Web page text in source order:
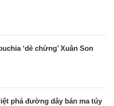
‘dè chừng’ Xuân Son
phá đường dây bán ma túy